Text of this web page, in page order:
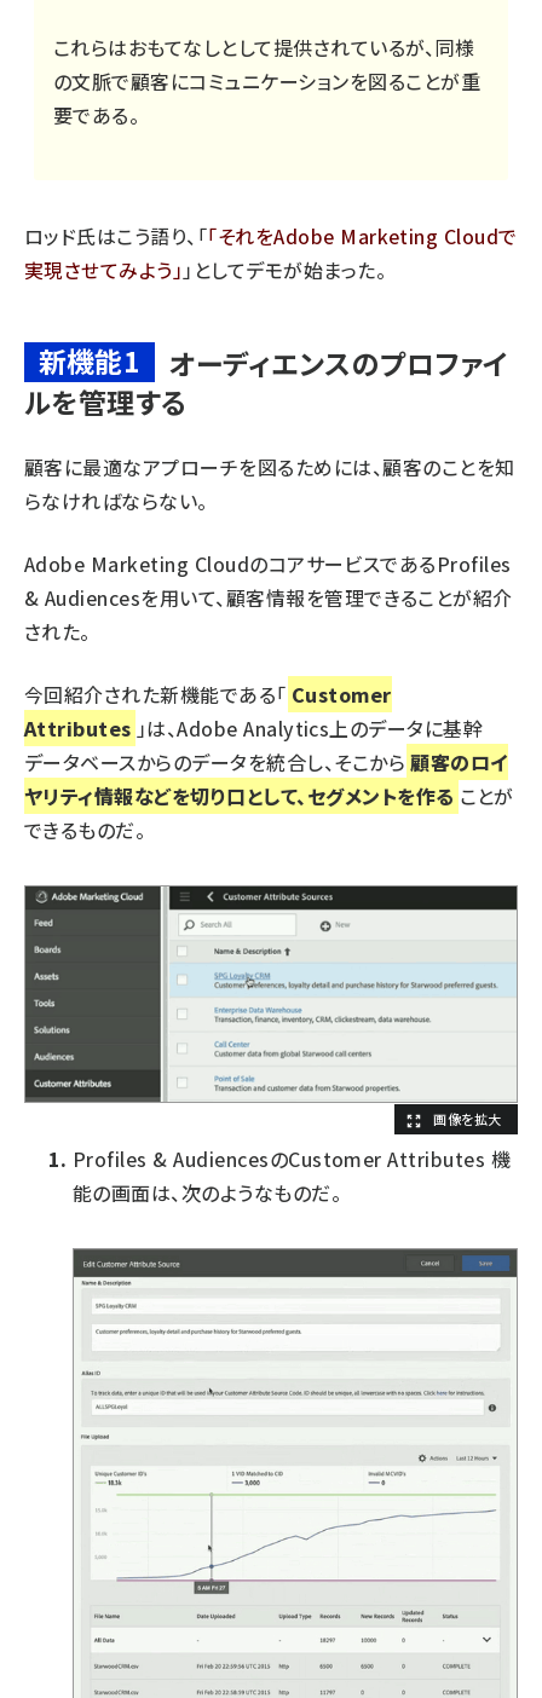
これらはおもてなしとして提供されているが、同様
の文脈で顧客にコミュニケーションを図ることが重
要である。
ロッド氏はこう語り、「 それをAdobe Marketing Cloudで
実現させてみよう 」としてデモが始まった。
新機能1
オーディエンスのプロファイ
ルを管理する
顧客に最適なアプローチを図るためには、顧客のことを知
らなければならない。
Adobe Marketing CloudのコアサービスであるProfiles
& Audiencesを用いて、顧客情報を管理できることが紹介
された。
今回紹介された新機能である「 Customer
Attributes 」は、Adobe Analytics上のデータに基幹
データベースからのデータを統合し、そこから 顧客のロイ
ヤリティ情報などを切り口として、セグメントを作る ことが
できるものだ。
Profiles & AudiencesのCustomer Attributes 機
能の画面は、次のようなものだ。